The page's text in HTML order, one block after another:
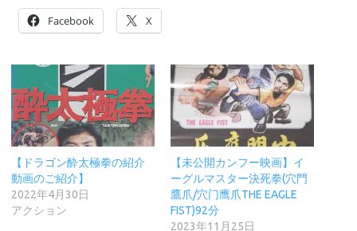
Facebook X
【ドラゴン酔太極拳の紹介
動画のご紹介】
2022年4月30日
アクション
【未公開カンフー映画】イ
ーグルマスター決死拳(穴門
鷹爪/穴门鹰爪THE EAGLE
FIST)92分
2023年11月25日